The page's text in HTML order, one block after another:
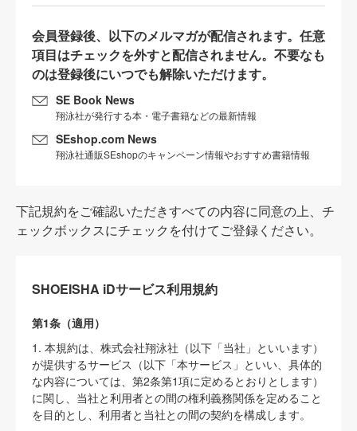
会員登録後、以下のメルマガが配信されます。任意
項目はチェックを外すと配信されません。不要なも
のは登録後にいつでも解除いただけます。
SE Book News
翔泳社が発行する本・電子書籍などの最新情報
SEshop.com News
翔泳社通販SEshopのキャンペーン情報やおすすめ書籍情報
下記規約をご確認いただきすべての内容に同意の上、チ
ェックボックスにチェックを付けてご登録ください。
SHOEISHA iDサービス利用規約
第1条（適用）
1. 本規約は、株式会社翔泳社（以下「当社」といいます）
が提供するサービス（以下「本サービス」といい、具体的
な内容については、第2条第1項に定めるとおりとします）
に関し、当社と利用者との間の権利義務関係を定めること
を目的とし、利用者と当社との間の契約を構成します。